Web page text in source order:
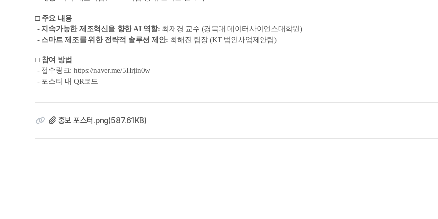
□ 주요 내용
- 지속가능한 제조혁신을 향한 AI 역할: 최재경 교수 (경북대 데이터사이언스대학원)
- 스마트 제조를 위한 전략적 솔루션 제안: 최해진 팀장 (KT 법인사업제안팀)
□ 참여 방법
- 접수링크: https://naver.me/5Hrjin0w
- 포스터 내 QR코드
홍보 포스터.png(587.61KB)